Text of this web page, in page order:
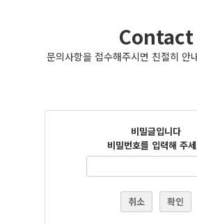
Contact
문의사항을 접수해주시면 친절히 안
비밀글입니다
비밀번호를 입력해 주
취소 확인